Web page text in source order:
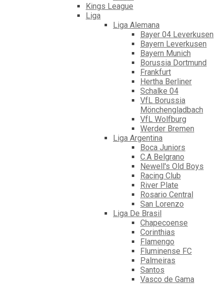
Kings League
Liga
Liga Alemana
Bayer 04 Leverkusen
Bayern Leverkusen
Bayern Munich
Borussia Dortmund
Frankfurt
Hertha Berliner
Schalke 04
VfL Borussia
Mönchengladbach
VfL Wolfburg
Werder Bremen
Liga Argentina
Boca Juniors
C.A Belgrano
Newell's Old Boys
Racing Club
River Plate
Rosario Central
San Lorenzo
Liga De Brasil
Chapecoense
Corinthias
Flamengo
Fluminense FC
Palmeiras
Santos
Vasco de Gama